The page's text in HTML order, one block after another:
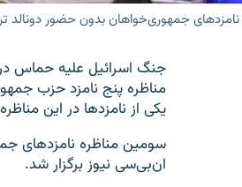
جمهوری‌خواهان بدون حضور دونالد
جنگ اسرائیل علیه حماس
یکی از نامزدها در این
ان‌بی‌سی نیوز برگزار شد.